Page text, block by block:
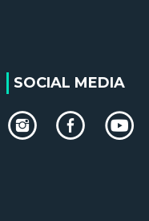
SOCIAL MEDIA